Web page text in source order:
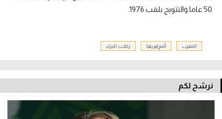
50 عاما والتتويج بلقب 1976.
المغرب أمم إفريقيا ركلات الجزاء
نرشح لكم